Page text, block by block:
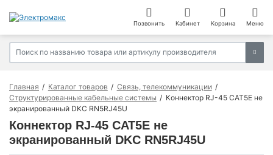
Позвонить Кабинет Корзина Меню
Главная Каталог товаров
Связь, телекоммуникации
Структурированные кабельные системы
Коннектор RJ-45 CAT5E не
экранированный DKC RN5RJ45U
Коннектор RJ-45 CAT5E не
экранированный DKC RN5RJ45U